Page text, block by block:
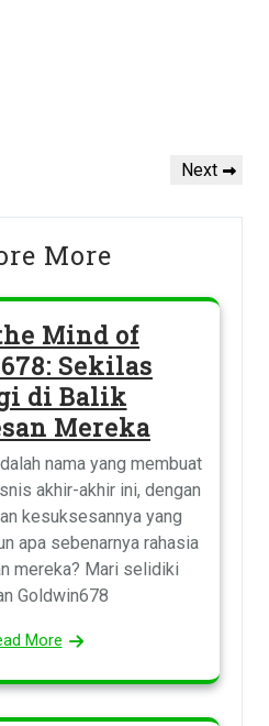
Next
Next
More
Mind of
Sekilas
di Balik
Mereka
nama yang membuat
akhir-akhir ini, dengan
kesuksesannya yang
apa sebenarnya rahasia
mereka? Mari selidiki
Goldwin678
More